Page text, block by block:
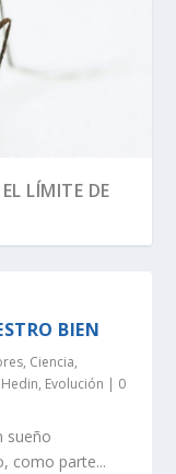
LÍMITE DE
BIEN
, Ciencia,
, Evolución | 0
sueño
como parte...